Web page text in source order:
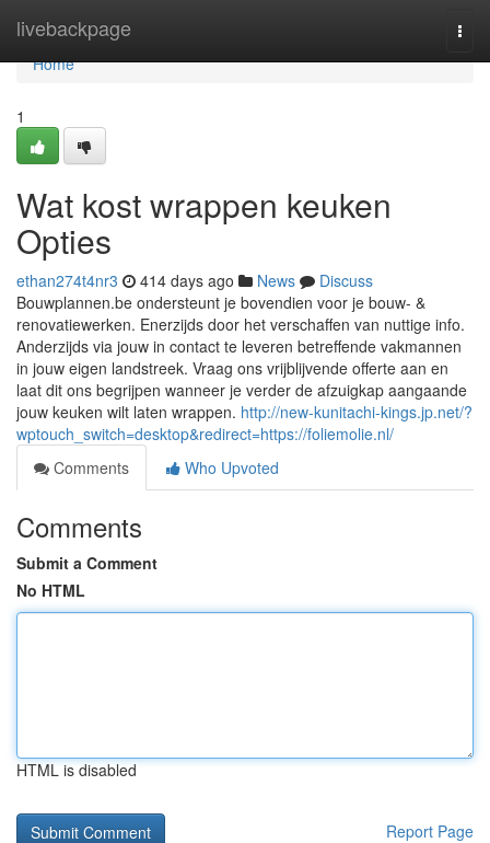
livebackpage
Home
Home
1
Wat kost wrappen keuken
Opties
ethan274t4nr3 414 days ago News
Discuss
Bouwplannen.be ondersteunt je bovendien voor je bouw- &
renovatiewerken. Enerzijds door het verschaffen van nuttige info.
Anderzijds via jouw in contact te leveren betreffende vakmannen
in jouw eigen landstreek. Vraag ons vrijblijvende offerte aan en
laat dit ons begrijpen wanneer je verder de afzuigkap aangaande
jouw keuken wilt laten wrappen. http://new-kunitachi-kings.jp.net/?
wptouch_switch=desktop&redirect=https://foliemolie.nl/
Comments
Who Upvoted
Comments
Submit a Comment
No HTML
HTML is disabled
Report Page